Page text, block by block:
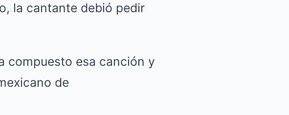
la cantante debió pedir
compuesto esa canción y
de